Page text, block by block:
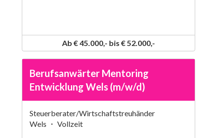
Ab € 45.000,- bis € 52.000,-
Berufsanwärter Mentoring
Entwicklung Wels (m/w/d)
Steuerberater/Wirtschaftstreuhänder
Wels ・ Vollzeit